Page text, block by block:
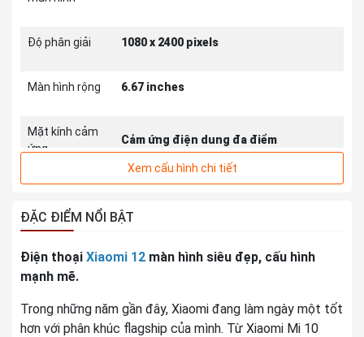
Độ phân giải 1080 x 2400 pixels
Màn hình rộng 6.67 inches
Mặt kính cảm
ứng
Cảm ứng điện dung đa điểm
8 MP, f/2.2, 120˚ (góc siêu rộng)
2 MP, f/2.4, (macro)
Xem cấu hình chi tiết
ĐẶC ĐIỂM NỔI BẬT
Điện thoại Xiaomi 12 màn hình siêu đẹp, cấu hình
mạnh mẽ.
Trong những năm gần đây, Xiaomi đang làm ngày một tốt
hơn với phân khúc flagship của mình. Từ Xiaomi Mi 10